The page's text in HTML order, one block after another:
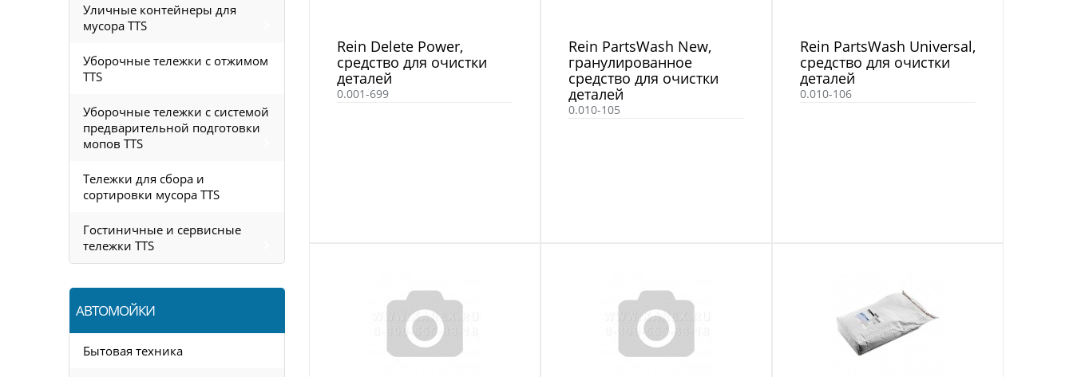
Уличные контейнеры для
мусора TTS
Уборочные тележки с отжимом
TTS
Уборочные тележки с системой
предварительной подготовки
мопов TTS
Тележки для сбора и
сортировки мусора TTS
Гостиничные и сервисные
тележки TTS
АВТОМОЙКИ
Бытовая техника
Rein Delete Power,
средство для очистки
деталей
0.001-699
Rein PartsWash New,
гранулированное
средство для очистки
деталей
0.010-105
Rein PartsWash Universal,
средство для очистки
деталей
0.010-106